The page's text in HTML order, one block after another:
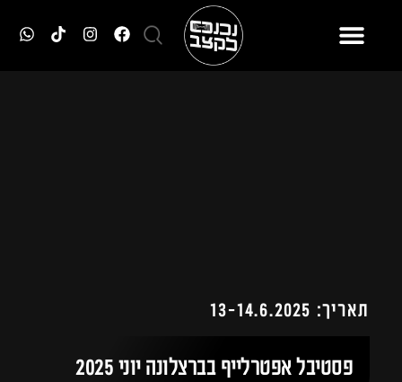
תאריך: 13-14.6.2025
פסטיבל אפטרלייף בברצלונה יוני 2025